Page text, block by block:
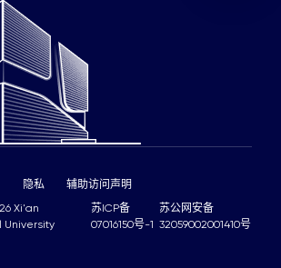
Xi'an
苏ICP备
07016150号-1
苏公网安备
32059002001410号
隐私 辅助访问声明